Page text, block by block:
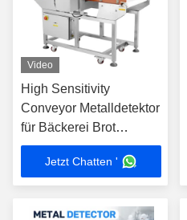
Video
High Sensitivity
Conveyor Metalldetektor
für Bäckerei Brot
Kuchen Gebäck Kekse
Cracker Teig
Verarbeitung Linie
Jetzt Chatten '